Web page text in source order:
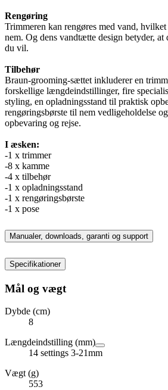
Rengøring
Trimmeren kan rengøres med vand,
nem. Og dens vandtætte design betyder,
du vil.
Tilbehør
Braun-grooming-sættet inkluderer en
forskellige længdeindstillinger, fire
styling, en opladningsstand til praktisk
rengøringsbørste til nem vedligeholdelse
opbevaring og rejse.
I æsken:
-1 x trimmer
-8 x kamme
-4 x tilbehør
-1 x opladningsstand
-1 x rengøringsbørste
-1 x pose
Manualer, downloads, garanti og support
Specifikationer
Mål og vægt
Dybde (cm)
8
Længdeindstilling (mm)
14 settings 3-21mm
Vægt (g)
553